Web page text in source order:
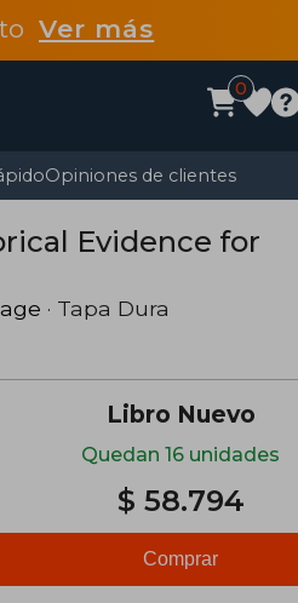
Ver más
0
Opiniones de clientes
Evidence for
· Tapa Dura
Libro Nuevo
Quedan 16 unidades
$ 58.794
Comprar